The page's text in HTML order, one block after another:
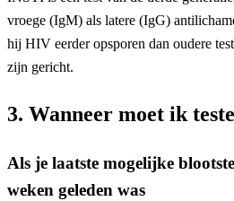
vroege (IgM) als latere (IgG)
hij HIV eerder opsporen dan oudere
zijn gericht.
3. Wanneer moet ik
Als je laatste mogelijke
weken geleden was